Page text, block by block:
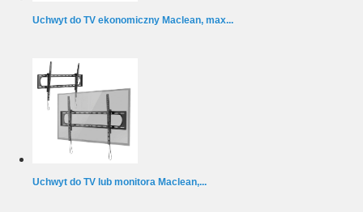
Uchwyt do TV ekonomiczny Maclean, max...
Uchwyt do TV lub monitora Maclean,...